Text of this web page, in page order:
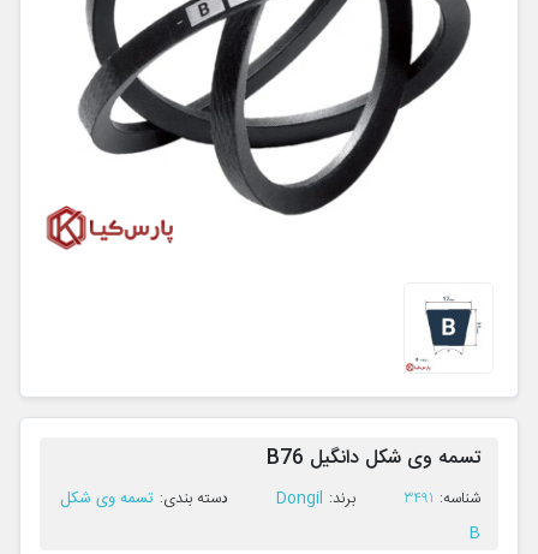
تسمه وی شکل دانگیل B76
ﺷﻨﺎﺳﻪ: 3491 ﺑﺮﻧﺪ: Dongil ﺩﺳﺘﻪ ﺑﻨﺪی: تسمه وی شکل
B